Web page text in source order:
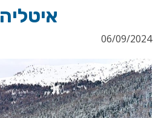
איטליה
06/09/2024